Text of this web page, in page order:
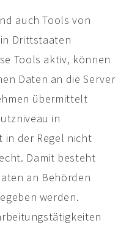
auch Tools von
Drittstaaten
Tools aktiv, können
Daten an die Server
übermittelt
in
der Regel nicht
Damit besteht
an Behörden
werden.